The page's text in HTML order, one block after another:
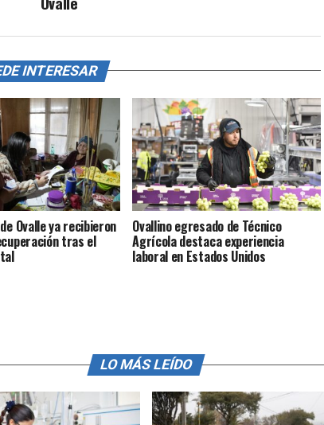
INTERESAR
Ovalle ya recibieron
tras el
Ovallino egresado de Técnico
Agrícola destaca experiencia
laboral en Estados Unidos
LO MÁS LEÍDO